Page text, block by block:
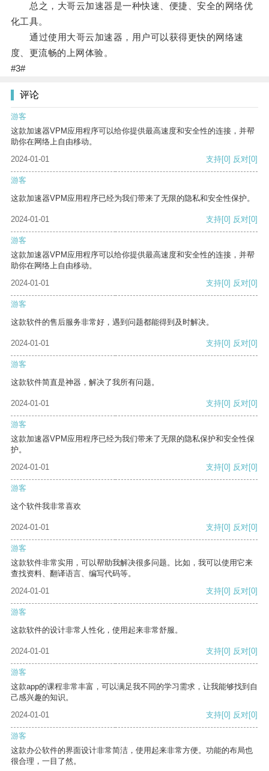
总之，大哥云加速器是一种快速、便捷、安全的网络优
化工具。
通过使用大哥云加速器，用户可以获得更快的网络速
度、更流畅的上网体验。
#3#
评论
游客
这款加速器VPM应用程序可以给你提供最高速度和安全性的连接，并帮
助你在网络上自由移动。
2024-01-01
支持[0] 反对[0]
游客
这款加速器VPM应用程序已经为我们带来了无限的隐私和安全性保护。
2024-01-01 支持[0] 反对[0]
游客
这款加速器VPM应用程序可以给你提供最高速度和安全性的连接，并帮
助你在网络上自由移动。
2024-01-01
支持[0] 反对[0]
游客
这款软件的售后服务非常好，遇到问题都能得到及时解决。
2024-01-01 支持[0] 反对[0]
游客
这款软件简直是神器，解决了我所有问题。
2024-01-01 支持[0] 反对[0]
游客
这款加速器VPM应用程序已经为我们带来了无限的隐私保护和安全性保
护。
2024-01-01
支持[0] 反对[0]
游客
这个软件我非常喜欢
2024-01-01 支持[0] 反对[0]
游客
这款软件非常实用，可以帮助我解决很多问题。比如，我可以使用它来
查找资料、翻译语言、编写代码等。
2024-01-01
支持[0] 反对[0]
游客
这款软件的设计非常人性化，使用起来非常舒服。
2024-01-01 支持[0] 反对[0]
游客
这款app的课程非常丰富，可以满足我不同的学习需求，让我能够找到自
己感兴趣的知识。
2024-01-01
支持[0] 反对[0]
游客
这款办公软件的界面设计非常简洁，使用起来非常方便。功能的布局也
很合理，一目了然。